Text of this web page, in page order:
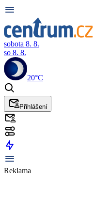
sobota 8. 8.
so 8. 8.
20°C
Přihlášení
Reklama